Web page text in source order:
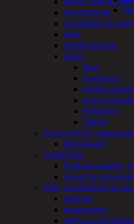
Lämmittimet
Lumiharjat ja
Peilit
Pyyhkijänsulat
Sähkö
Akut
invertterit
Johdot ja
Lisä ja
Polttimot
Tulpat
Irtomoottorit,
Aggregaatit
Lisälaitteet
Polttoainesäiliöt,
Vinssit ja varusteet
Öljyt, suodattimet ja
Avaimet
Imupumput
Letkut ja tarvikkeet